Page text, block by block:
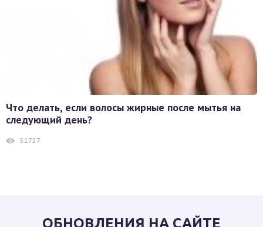
Что делать, если волосы жирные после мытья на
следующий день?
51727
ОБНОВЛЕНИЯ НА САЙТЕ